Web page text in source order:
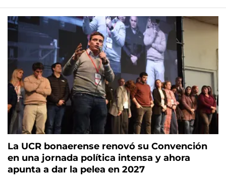
La UCR bonaerense renovó su Convención
en una jornada política intensa y ahora
apunta a dar la pelea en 2027